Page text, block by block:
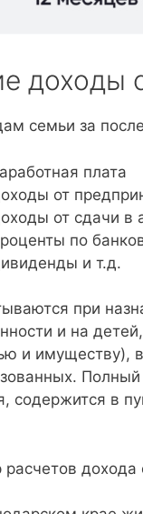
доходы
семьи за
плата
от
от сдачи в
по
и т.д.
при
и на
и имуществу),
Полный
содержится в
дохода